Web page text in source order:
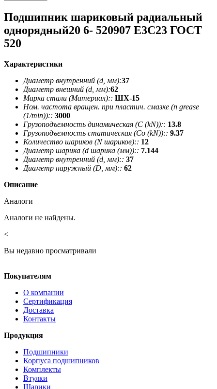
Подшипник шариковый радиальный
однорядный20 6- 520907 Е3C23 ГОСТ
520
Характеристики
Диаметр внутренний (d, мм):37
Диаметр внешний (d, мм):62
Марка стали (Материал):: ШХ-15
Ном. частота вращен. при пластич. смазке (n grease
(1/min)):: 3000
Грузоподъемность динамическая (C (kN)):: 13.8
Грузоподъемность статическая (Co (kN)):: 9.37
Количество шариков (N шариков):: 12
Диаметр шарика (d шарика (мм)):: 7.144
Диаметр внутренний (d, мм):: 37
Диаметр наружный (D, мм):: 62
Описание
Аналоги
Аналоги не найдены.
<
Вы недавно просматривали
Покупателям
О компании
Сертификация
Доставка
Контакты
Продукция
Подшипники
Корпуса подшипников
Комплекты
Втулки
Шарики